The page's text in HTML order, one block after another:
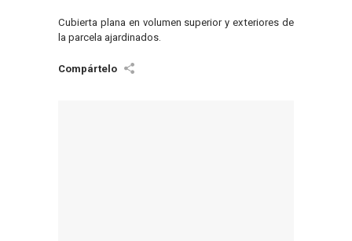
Cubierta plana en volumen superior y exteriores de
la parcela ajardinados.